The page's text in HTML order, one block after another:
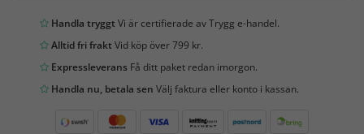
Handla tryggtVi är certifierade av Trygg e-handel.
Alltid fri fraktVid köp över 799 kr.
Expressleverans Få ditt paket redan imorgon.
Handla nu, betala sen Välj faktura eller konto i kassan.